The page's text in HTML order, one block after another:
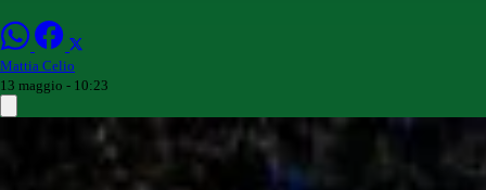
Mattia Celio
13 maggio - 10:23